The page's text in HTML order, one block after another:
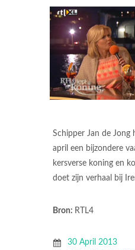
Schipper Jan de Jong
april een bijzondere
kersverse koning en
doet zijn verhaal bij
Bron: RTL4
30 April 2013